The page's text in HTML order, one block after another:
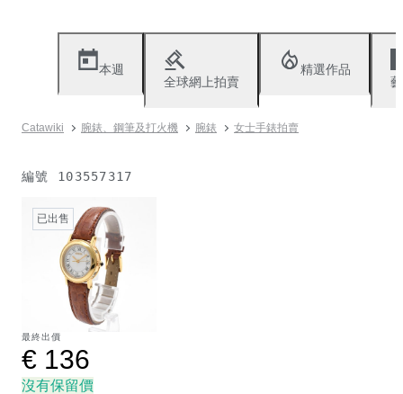
本週
全球網上拍賣
精選作品
Catawiki 腕錶、鋼筆及打火機 腕錶 女士手錶拍賣
編號 103557317
已出售
最終出價
€ 136
沒有保留價